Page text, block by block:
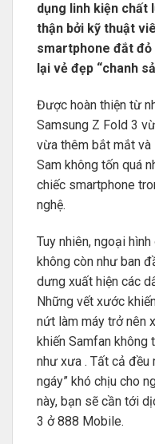
dụng linh kiện chất
thận bởi kỹ thuật
smartphone đắt đỏ
lại vẻ đẹp “chanh
Được hoàn thiện từ
Samsung Z Fold 3
vừa thêm bắt mắt và
Sam không tốn quá
chiếc smartphone
nghệ.
Tuy nhiên, ngoại
không còn như ban
dưng xuất hiện các
Những vết xước
nứt làm máy trở nên
khiến Samfan không
như xưa . Tất cả đều
ngáy” khó chịu cho
này, bạn sẽ cần tới
3 ở 888 Mobile.